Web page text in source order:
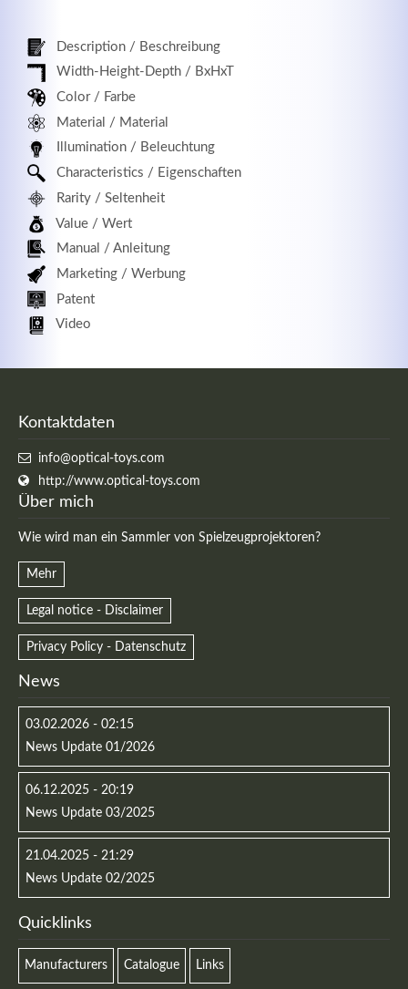
Description / Beschreibung
Width-Height-Depth / BxHxT
Color / Farbe
Material / Material
Illumination / Beleuchtung
Characteristics / Eigenschaften
Rarity / Seltenheit
Value / Wert
Manual / Anleitung
Marketing / Werbung
Patent
Video
Kontaktdaten
info@optical-toys.com
http://www.optical-toys.com
Über mich
Wie wird man ein Sammler von Spielzeugprojektoren?
Mehr
Legal notice - Disclaimer
Privacy Policy - Datenschutz
News
03.02.2026 - 02:15
News Update 01/2026
06.12.2025 - 20:19
News Update 03/2025
21.04.2025 - 21:29
News Update 02/2025
Quicklinks
Manufacturers Catalogue Links